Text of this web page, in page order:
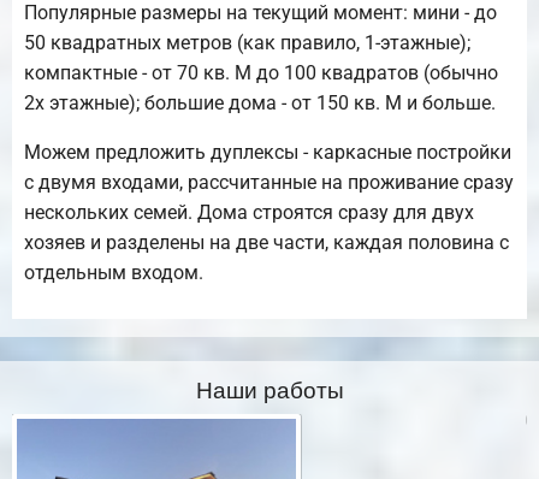
Популярные размеры на текущий момент: мини - до
50 квадратных метров (как правило, 1-этажные);
компактные - от 70 кв. М до 100 квадратов (обычно
2х этажные); большие дома - от 150 кв. М и больше.
Можем предложить дуплексы - каркасные постройки
с двумя входами, рассчитанные на проживание сразу
нескольких семей. Дома строятся сразу для двух
хозяев и разделены на две части, каждая половина с
отдельным входом.
Наши работы